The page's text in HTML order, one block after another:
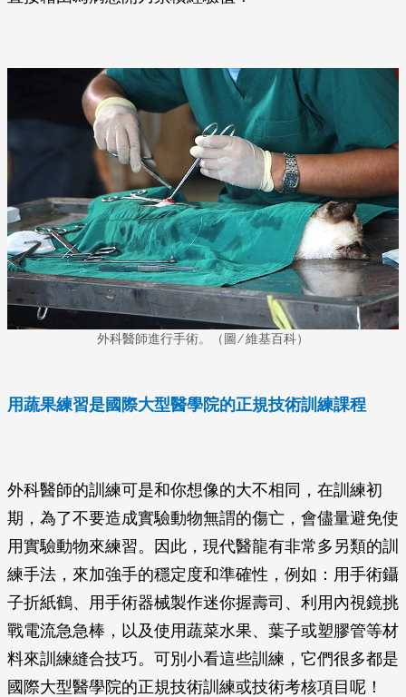
外科醫師進行手術。（圖 ⁄ 維基百科）
用蔬果練習是國際大型醫學院的正規技術訓練課程
外科醫師的訓練可是和你想像的大不相同，在訓練初
期，為了不要造成實驗動物無謂的傷亡，會儘量避免使
用實驗動物來練習。因此，現代醫龍有非常多另類的訓
練手法，來加強手的穩定度和準確性，例如：用手術鑷
子折紙鶴、用手術器械製作迷你握壽司、利用內視鏡挑
戰電流急急棒，以及使用蔬菜水果、葉子或塑膠管等材
料來訓練縫合技巧。可別小看這些訓練，它們很多都是
國際大型醫學院的正規技術訓練或技術考核項目呢！